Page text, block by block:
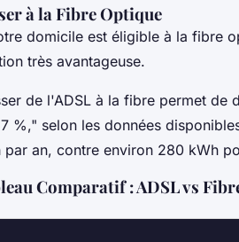
à la Fibre Optique
domicile est éligible à la fibre
très avantageuse.
de l'ADSL à la fibre permet de
%," selon les données
par an, contre environ 280 kWh
Comparatif : ADSL vs